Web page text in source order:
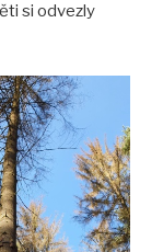
si odvezly